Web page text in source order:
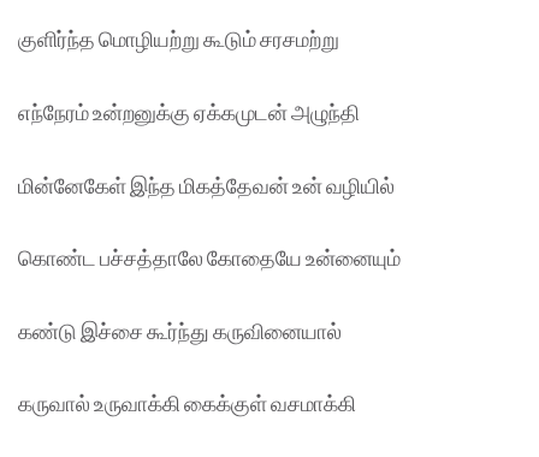
குளிர்ந்த மொழியற்று கூடும் சரசமற்று
எந்நேரம் உன்றனுக்கு ஏக்கமுடன் அழுந்தி
மின்னேகேள் இந்த மிகத்தேவன் உன் வழியில்
கொண்ட பச்சத்தாலே கோதையே உன்னையும்
கண்டு இச்சை கூர்ந்து கருவினையால்
கருவால் உருவாக்கி கைக்குள் வசமாக்கி